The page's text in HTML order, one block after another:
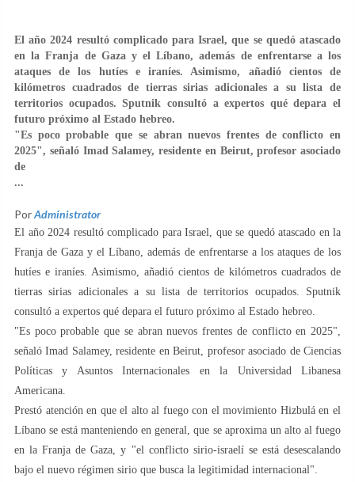
El año 2024 resultó complicado para Israel, que se quedó atascado
en la Franja de Gaza y el Líbano, además de enfrentarse a los
ataques de los hutíes e iraníes. Asimismo, añadió cientos de
kilómetros cuadrados de tierras sirias adicionales a su lista de
territorios ocupados. Sputnik consultó a expertos qué depara el
futuro próximo al Estado hebreo.
"Es poco probable que se abran nuevos frentes de conflicto en
2025", señaló Imad Salamey, residente en Beirut, profesor asociado
de
...
PorAdministrator
El año 2024 resultó complicado para Israel, que se quedó atascado en la
Franja de Gaza y el Líbano, además de enfrentarse a los ataques de los
hutíes e iraníes. Asimismo, añadió cientos de kilómetros cuadrados de
tierras sirias adicionales a su lista de territorios ocupados. Sputnik
consultó a expertos qué depara el futuro próximo al Estado hebreo.
"Es poco probable que se abran nuevos frentes de conflicto en 2025",
señaló Imad Salamey, residente en Beirut, profesor asociado de Ciencias
Políticas y Asuntos Internacionales en la Universidad Libanesa
Americana.
Prestó atención en que el alto al fuego con el movimiento Hizbulá en el
Líbano se está manteniendo en general, que se aproxima un alto al fuego
en la Franja de Gaza, y "el conflicto sirio-israelí se está desescalando
bajo el nuevo régimen sirio que busca la legitimidad internacional".